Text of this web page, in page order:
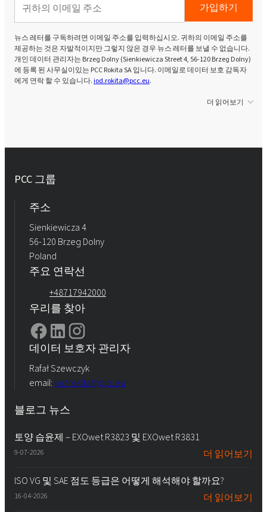
가입하기
뉴스 레터를 구독하려면 이메일 주소를 입력하십시오. 귀하의 이메일 주소를
제공하는 것은 자발적이지만 그렇지 않은 경우 뉴스 레터를 보낼 수 없습니다.
개인 데이터 관리자는 Brzeg Dolny (Sienkiewicza Street 4, 56-120 Brzeg Dolny)
에 등록 된 사무실이있는 PCC Rokita SA 입니다. 이메일로 데이터 보호 감독자
에게 연락 할 수 있습니다.iod.rokita@pcc.eu.
더 읽어보기
PCC 그룹
주소
Sienkiewicza 4
56-120 Brzeg Dolny
Poland
주요 연락선
+48717942000
우리를 찾아
데이터 보호자 관리자
Rafał Szewczyk
email: iod.rokita@pcc.eu
블로그 뉴스
토양 습윤제 – EXOwet R3823 및 EXOwet R3831
9-07-2026 더 읽어보기
ISO VG 및 SAE 점도 등급은 어떻게 해석해야 할까요?
16-04-2026 더 읽어보기